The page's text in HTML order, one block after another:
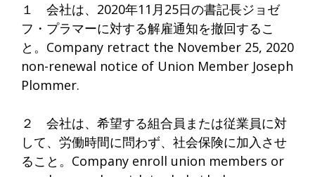
１ 会社は、2020年11月25日の書記長ジョゼ
フ・プラマーに対する解雇通知を撤回するこ
と。Company retract the November 25, 2020
non-renewal notice of Union Member Joseph
Plommer.
２ 会社は、希望する組合員または従業員に対
して、労働時間に問わず、社会保険に加入させ
ること。Company enroll union members or